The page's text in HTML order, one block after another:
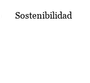
Sostenibilidad